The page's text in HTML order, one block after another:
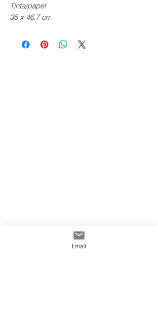
Tinta/papel
35 x 46.7 cm
Email